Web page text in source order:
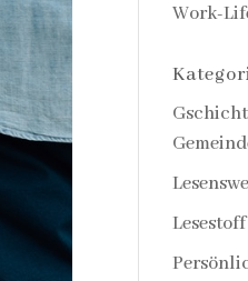
Work-
Lesestoff